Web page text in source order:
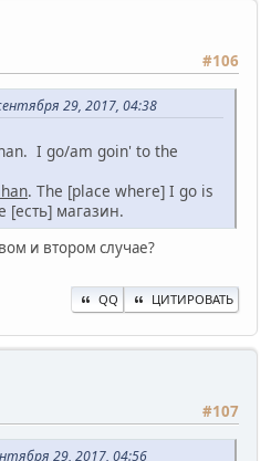
#106
29, 2017, 04:38
I go/am goin' to the
. The [place where] I go is
магазин.
и втором случае?
QQ ЦИТИРОВАТЬ
#107
29, 2017, 04:56